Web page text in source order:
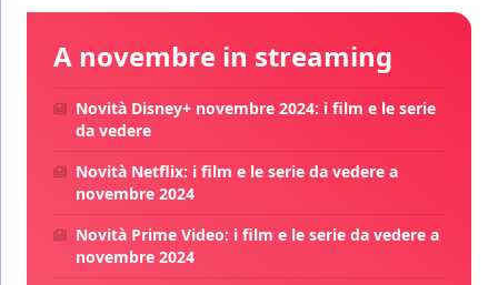
A novembre in streaming
Novità Disney+ novembre 2024: i film e le serie
da vedere
Novità Netflix: i film e le serie da vedere a
novembre 2024
Novità Prime Video: i film e le serie da vedere a
novembre 2024